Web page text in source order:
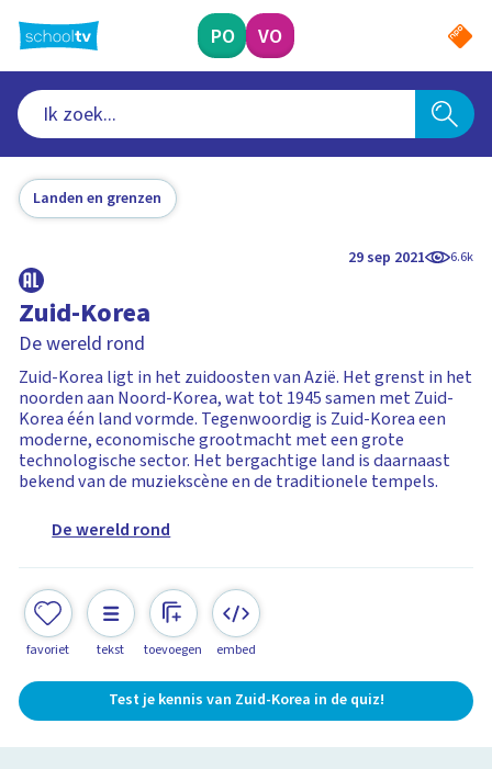
naar
hoofdinhoud
PO VO
Landen en grenzen
29 sep 2021 6.6k
Zuid-Korea
De wereld rond
Zuid-Korea ligt in het zuidoosten van Azië. Het grenst in het
noorden aan Noord-Korea, wat tot 1945 samen met Zuid-
Korea één land vormde. Tegenwoordig is Zuid-Korea een
moderne, economische grootmacht met een grote
technologische sector. Het bergachtige land is daarnaast
bekend van de muziekscène en de traditionele tempels.
De wereld rond
favoriet tekst toevoegen embed
Test je kennis van Zuid-Korea in de quiz!